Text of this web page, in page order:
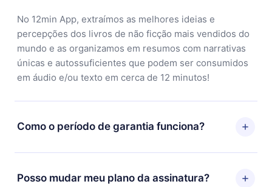
No 12min App, extraímos as melhores ideias e
percepções dos livros de não ficção mais vendidos do
mundo e as organizamos em resumos com narrativas
únicas e autossuficientes que podem ser consumidos
em áudio e/ou texto em cerca de 12 minutos!
Como o período de garantia funciona?
Você pode baixar nosso aplicativo e começar a
aproveitar nossa biblioteca. Se por algum motivo não
Posso mudar meu plano da assinatura?